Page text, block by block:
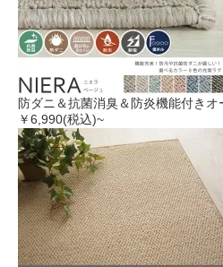
防ダニ＆抗菌消臭＆防炎機能付きオ
￥6,990(税込)~